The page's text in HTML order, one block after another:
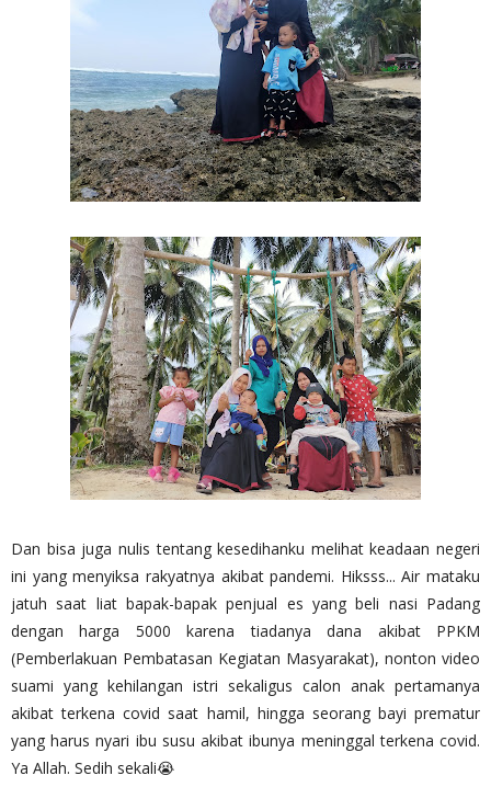
Dan bisa juga nulis tentang kesedihanku melihat keadaan negeri
ini yang menyiksa rakyatnya akibat pandemi. Hiksss... Air mataku
jatuh saat liat bapak-bapak penjual es yang beli nasi Padang
dengan harga 5000 karena tiadanya dana akibat PPKM
(Pemberlakuan Pembatasan Kegiatan Masyarakat), nonton video
suami yang kehilangan istri sekaligus calon anak pertamanya
akibat terkena covid saat hamil, hingga seorang bayi prematur
yang harus nyari ibu susu akibat ibunya meninggal terkena covid.
Ya Allah. Sedih sekali😭